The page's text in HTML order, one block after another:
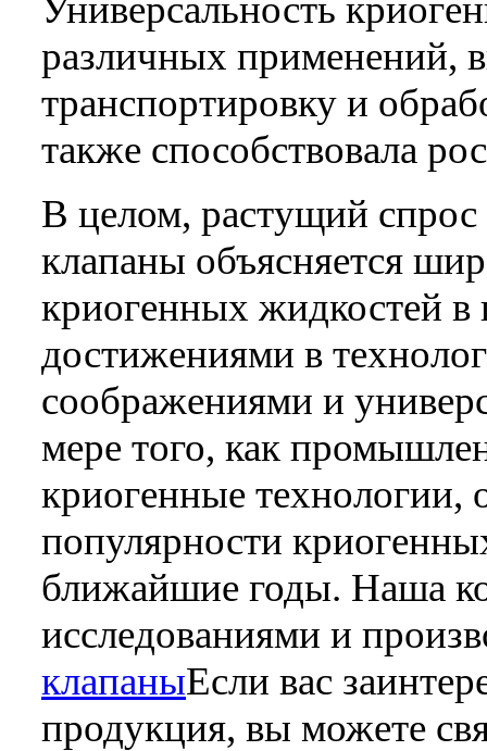
Универсальность
различных применений,
транспортировку и
также способствовала
В целом, растущий
клапаны объясняется
криогенных жидкостей
достижениями в
соображениями и
мере того, как
криогенные технологии,
популярности
ближайшие годы. Наша
исследованиями и
клапаныЕсли вас
продукция, вы можете